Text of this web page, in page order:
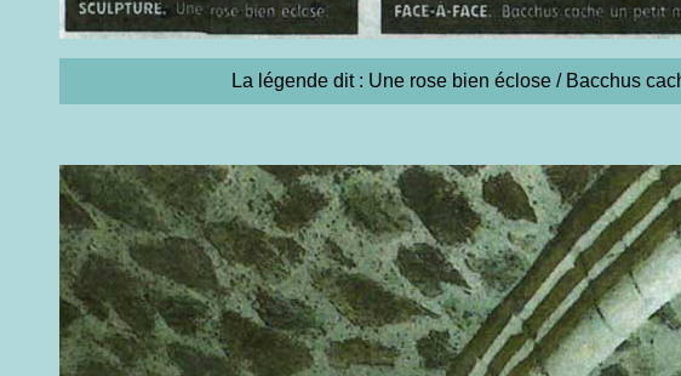
La légende dit : Une rose bien éclose / Bacchus